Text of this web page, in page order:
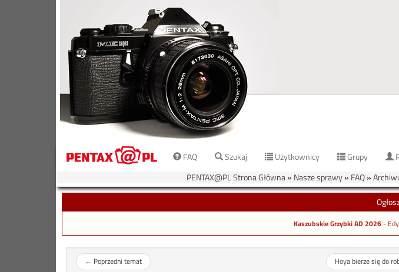
FAQ Szukaj Użytkownicy Grupy
PENTAX@PL Strona Główna» Nasze sprawy» FAQ»
Kaszubskie Grzybki AD 2026-
← Poprzedni temat Hoya bierze się do